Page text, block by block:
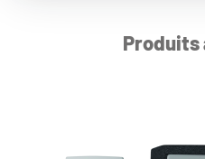
Produits